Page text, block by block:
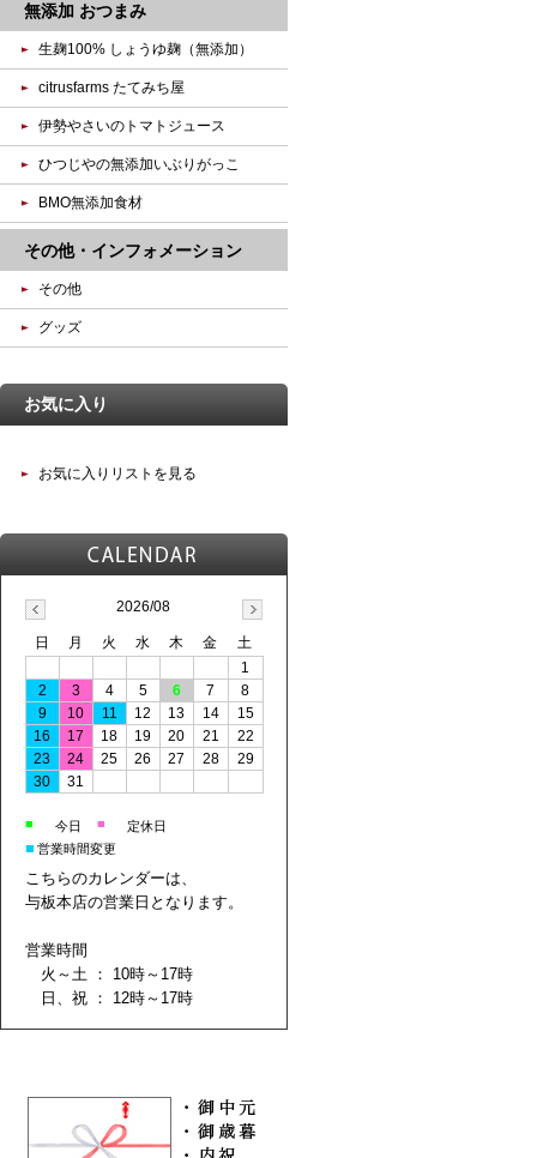
無添加 おつまみ
生麹100% しょうゆ麹（無添加）
citrusfarms たてみち屋
伊勢やさいのトマトジュース
ひつじやの無添加いぶりがっこ
BMO無添加食材
その他・インフォメーション
その他
グッズ
お気に入り
お気に入りリストを見る
2026/08
日 月 火 水 木 金
土
1
2
3 4 5 6 7
8
9
10 11 12 13 14
15
16
17 18 19 20 21
22
23
24 25 26 27 28
29
30
31
■ 今日 ■ 定休日
■ 営業時間変更
こちらのカレンダーは、
与板本店の営業日となります。
営業時間
火～土 ： 10時～17時
日、祝 ： 12時～17時